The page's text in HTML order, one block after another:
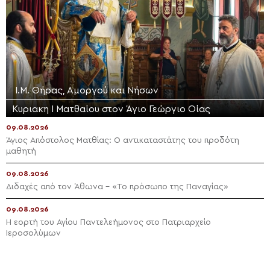
Ι.Μ. Θήρας, Αμοργού και Νήσων
Κυριακη Ι Ματθαίου στον Άγιο Γεώργιο Οίας
09.08.2026
Άγιος Απόστολος Ματθίας: Ο αντικαταστάτης του προδότη
μαθητή
09.08.2026
Διδαχές από τον Άθωνα – «Το πρόσωπο της Παναγίας»
09.08.2026
Η εορτή του Αγίου Παντελεήμονος στο Πατριαρχείο
Ιεροσολύμων